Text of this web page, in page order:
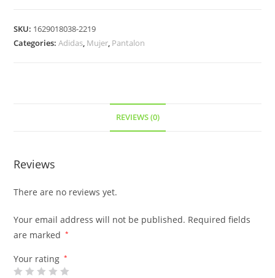
SKU: 1629018038-2219
Categories:Adidas, Mujer, Pantalon
REVIEWS (0)
Reviews
There are no reviews yet.
Your email address will not be published. Required fields
are marked
*
Your rating *